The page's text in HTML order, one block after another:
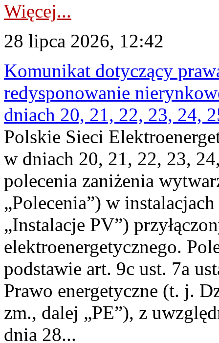
Więcej...
28 lipca 2026, 12:42
Komunikat dotyczący
redysponowanie
dniach 20, 21, 22, 23, 24,
Polskie Sieci
w dniach 20, 21, 22, 23,
polecenia zaniżenia
„Polecenia”) w
„Instalacje PV”)
elektroenergetycznego.
podstawie art. 9c ust. 7a
Prawo energetyczne (t. j.
zm., dalej „PE”), z
dnia 28...